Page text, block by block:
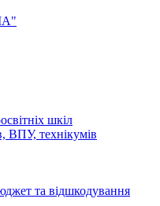
шкіл
ВПУ, технікумів
та відшкодування